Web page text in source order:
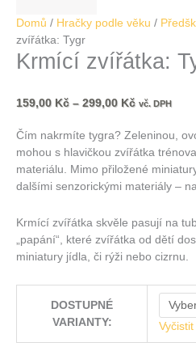
Domů / Hračky podle věku /
zvířátka: Tygr
Krmící zvířátka:
159,00 Kč – 299,00 Kč vč. DPH
Čím nakrmíte tygra? Zeleninou,
mohou s hlavičkou zvířátka
materiálu. Mimo přiložené
dalšími senzorickými materiály –
Krmící zvířátka skvěle pasují na
„papání“, které zvířátka od dětí
miniatury jídla, či rýži nebo cizrnu.
DOSTUPNÉ
VARIANTY:
Vyčistit